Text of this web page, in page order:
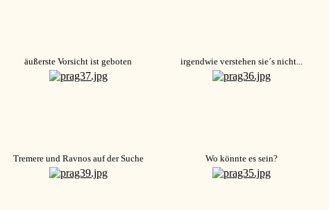
äußerste Vorsicht ist geboten irgendwie verstehen sie´s nicht...
Tremere und Ravnos auf der Suche Wo könnte es sein?